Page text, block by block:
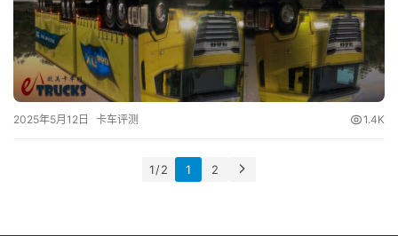
2025年5月12日 卡车评测 1.4K
1 / 2 1 2